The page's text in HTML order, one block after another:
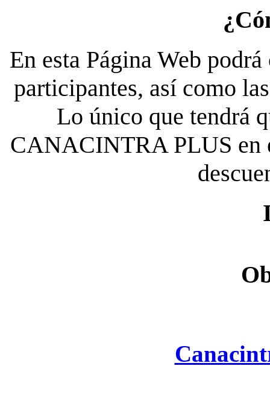
En esta Página Web
participantes, así como
Lo único que tendrá
CANACINTRA PLUS en